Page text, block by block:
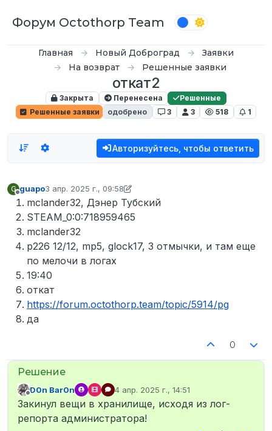
Форум Octothorp Team
Главная Новый Доброград
Заявки
На возврат
Решенные заявки
откат2
Закрыта Перенесена
Решенные
Решенные заявки
одобрено 3 3 518 1
Авторизуйтесь, чтобы ответить
G
Не в сети
guapo3 апр. 2025 г., 09:58
отредактировано D0n Bar0n
mclander32, Дэнер Тубский
STEAM_0:0:718959465
mclander32
p226 12/12, mp5, glock17, 3 отмычки, и там еще
по мелочи в логах
19:40
откат
https://forum.octothorp.team/topic/5914/pg
да
0
Не в сети
D0n Bar0n 4 апр. 2025 г., 14:51
отредактировано
Закинул вещи в хранилище, исходя из лог-
репорта администратора!